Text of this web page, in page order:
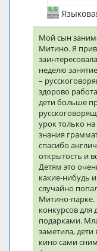
Мой сын
Митино. Я
неделю
–
здорово
дети больше
урок только
знания
спасибо
открытость и
Детям это
какие-нибудь
случайно
Митино-
конкурсов для
подарками.
заметила,
кино сами